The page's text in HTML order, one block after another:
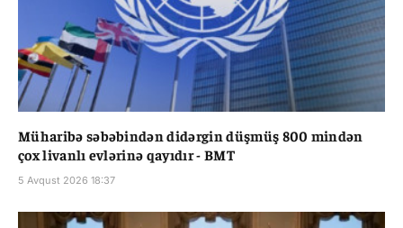
Müharibə səbəbindən didərgin düşmüş 800 mindən
çox livanlı evlərinə qayıdır - BMT
5 Avqust 2026 18:37